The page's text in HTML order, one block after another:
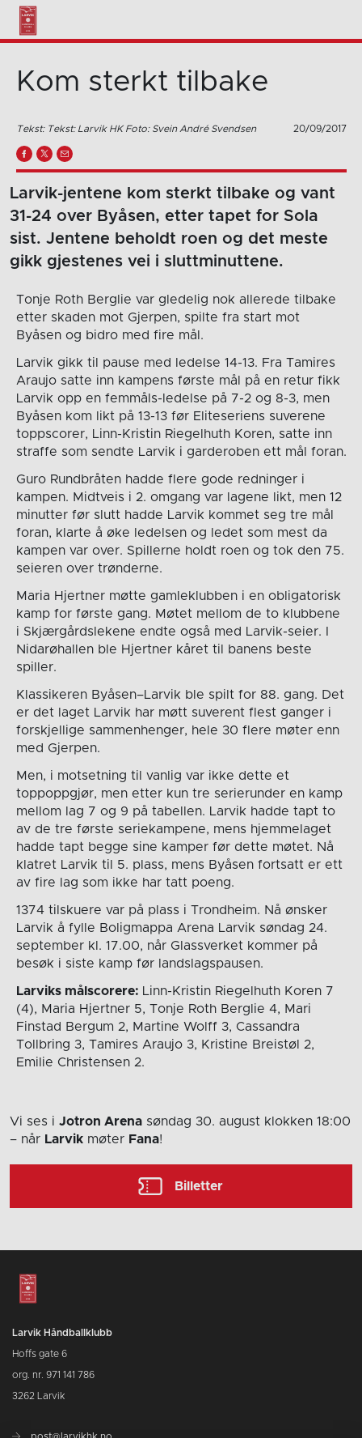
Kom sterkt tilbake
Tekst: Tekst: Larvik HK Foto: Svein André Svendsen 20/09/2017
Larvik-jentene kom sterkt tilbake og vant
31-24 over Byåsen, etter tapet for Sola
sist. Jentene beholdt roen og det meste
gikk gjestenes vei i sluttminuttene.
Tonje Roth Berglie var gledelig nok allerede tilbake
etter skaden mot Gjerpen, spilte fra start mot
Byåsen og bidro med fire mål.
Larvik gikk til pause med ledelse 14-13. Fra Tamires
Araujo satte inn kampens første mål på en retur fikk
Larvik opp en femmåls-ledelse på 7-2 og 8-3, men
Byåsen kom likt på 13-13 før Eliteseriens suverene
toppscorer, Linn-Kristin Riegelhuth Koren, satte inn
straffe som sendte Larvik i garderoben ett mål foran.
Guro Rundbråten hadde flere gode redninger i
kampen. Midtveis i 2. omgang var lagene likt, men 12
minutter før slutt hadde Larvik kommet seg tre mål
foran, klarte å øke ledelsen og ledet som mest da
kampen var over. Spillerne holdt roen og tok den 75.
seieren over trønderne.
Maria Hjertner møtte gamleklubben i en obligatorisk
kamp for første gang. Møtet mellom de to klubbene
i Skjærgårdslekene endte også med Larvik-seier. I
Nidarøhallen ble Hjertner kåret til banens beste
spiller.
Klassikeren Byåsen–Larvik ble spilt for 88. gang. Det
er det laget Larvik har møtt suverent flest ganger i
forskjellige sammenhenger, hele 30 flere møter enn
med Gjerpen.
Men, i motsetning til vanlig var ikke dette et
toppoppgjør, men etter kun tre serierunder en kamp
mellom lag 7 og 9 på tabellen. Larvik hadde tapt to
av de tre første seriekampene, mens hjemmelaget
hadde tapt begge sine kamper før dette møtet. Nå
klatret Larvik til 5. plass, mens Byåsen fortsatt er ett
av fire lag som ikke har tatt poeng.
1374 tilskuere var på plass i Trondheim. Nå ønsker
Larvik å fylle Boligmappa Arena Larvik søndag 24.
september kl. 17.00, når Glassverket kommer på
besøk i siste kamp før landslagspausen.
Larviks målscorere: Linn-Kristin Riegelhuth Koren 7
(4), Maria Hjertner 5, Tonje Roth Berglie 4, Mari
Finstad Bergum 2, Martine Wolff 3, Cassandra
Tollbring 3, Tamires Araujo 3, Kristine Breistøl 2,
Emilie Christensen 2.
Vi ses i Jotron Arena søndag 30. august klokken 18:00
– når Larvik møter Fana!
Billetter
Larvik Håndballklubb
Hoffs gate 6
org. nr. 971 141 786
3262 Larvik
post@larvikhk.no